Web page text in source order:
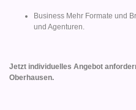
Business Mehr Formate und
und Agenturen.
Jetzt individuelles Angebot
Oberhausen.